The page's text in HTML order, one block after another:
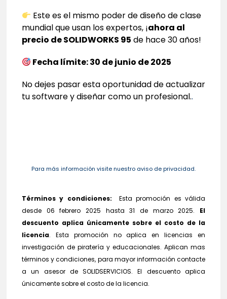
Este es el mismo poder de diseño de clase
mundial que usan los expertos, ¡ahora al
precio de SOLIDWORKS 95 de hace 30 años!
Fecha límite: 30 de junio de 2025
No dejes pasar esta oportunidad de actualizar
tu software y diseñar como un profesional..
Para más información visite nuestro aviso de privacidad.
Términos y condiciones:Esta promoción es válida
desde 06 febrero 2025 hasta 31 de marzo 2025. El
descuento aplica únicamente sobre el costo de la
licencia. Esta promoción no aplica en licencias en
investigación de piratería y educacionales. Aplican mas
términos y condiciones, para mayor información contacte
a un asesor de SOLIDSERVICIOS.El descuento aplica
únicamente sobre el costo de la licencia.